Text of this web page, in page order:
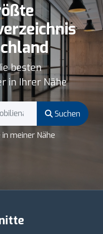
besten
in Ihrer Nähe
Suchen
meiner Nähe